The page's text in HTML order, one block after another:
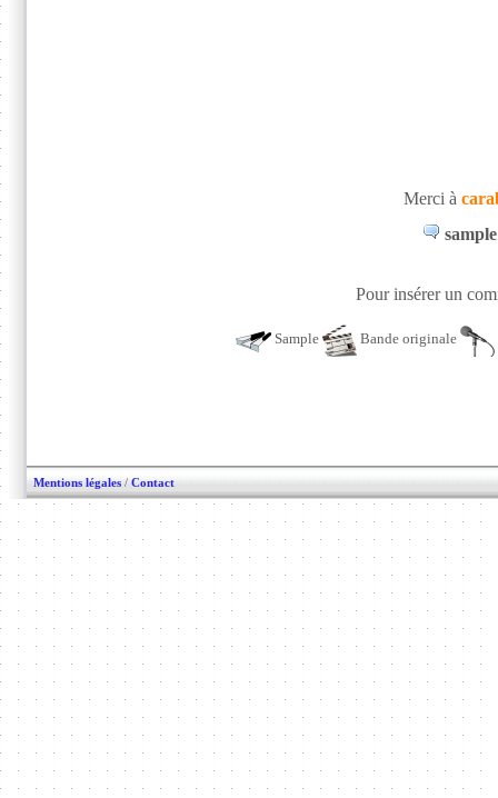
Merci à
Pour insérer un
Sample Bande originale
Mentions légales / Contact